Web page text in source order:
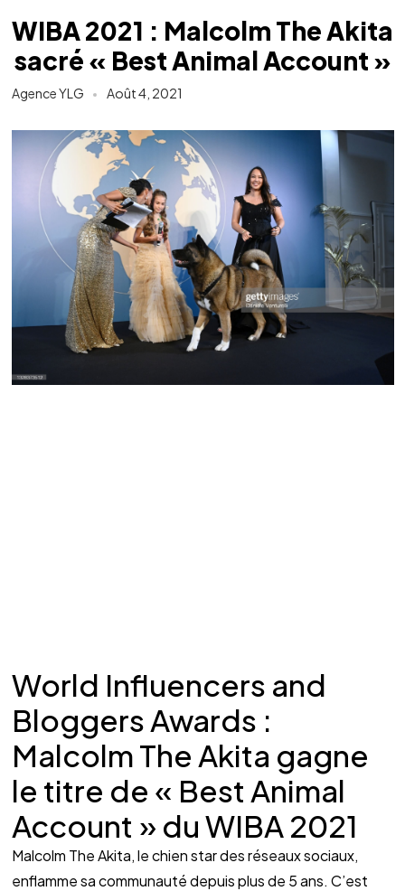
WIBA 2021 : Malcolm The Akita
sacré « Best Animal Account »
Agence YLG Août 4, 2021
World Influencers and
Bloggers Awards :
Malcolm The Akita gagne
le titre de « Best Animal
Account » du WIBA 2021
Malcolm The Akita, le chien star des réseaux sociaux,